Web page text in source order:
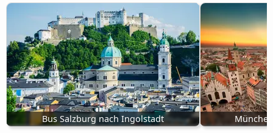
Bus Salzburg nach Ingolstadt